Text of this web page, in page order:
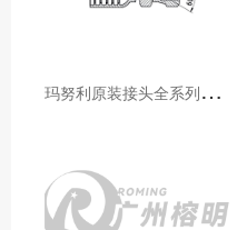
玛
努利原装接头全系列型号解析：广州客户选型必备指南